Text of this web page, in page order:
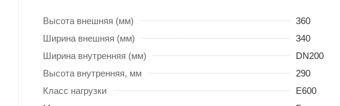
Высота внешняя (мм)
360
Ширина внешняя (мм)
340
Ширина внутренняя (мм)
DN200
Высота внутренняя, мм
290
Класс нагрузки
E600